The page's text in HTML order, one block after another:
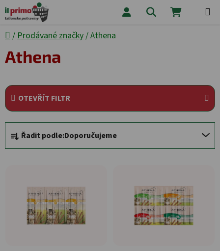
Přejít na obsah Hledat
Domů
/ Prodávané značky/Athena
Athena
OTEVŘÍT FILTR
Řazení produktů
Řadit podle:Doporučujeme